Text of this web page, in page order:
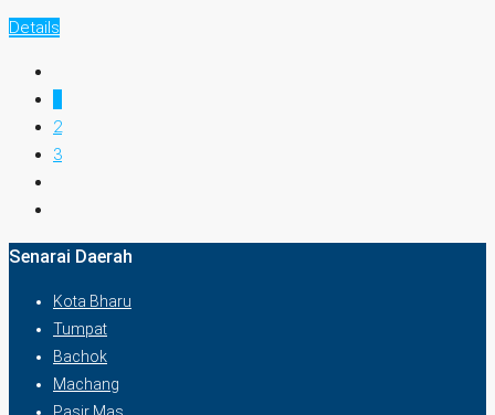
Details
2
3
Senarai Daerah
Kota Bharu
Tumpat
Bachok
Machang